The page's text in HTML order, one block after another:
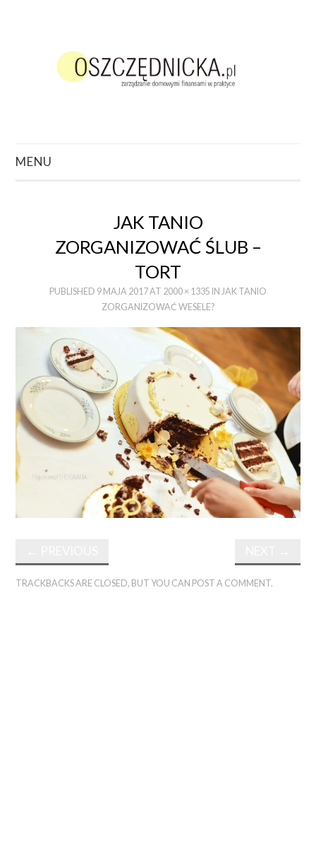
MENU
O CZYM CHCESZ
JAK TANIO
ZORGANIZOWAĆ ŚLUB –
TORT
PUBLISHED 9 MAJA 2017AT 2000 × 1335 IN JAK TANIO
ZORGANIZOWAĆ WESELE?
TRACKBACKS ARE CLOSED, BUT YOU CAN POST A COMMENT.